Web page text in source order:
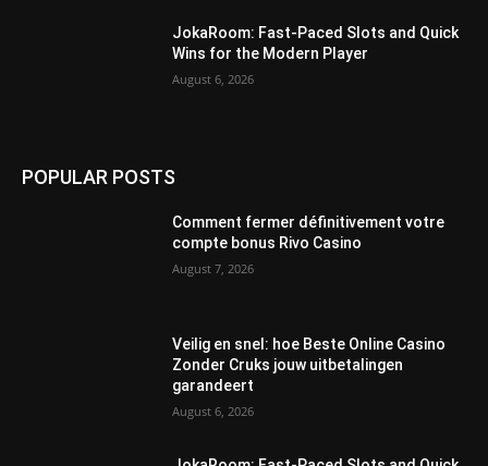
JokaRoom: Fast‑Paced Slots and Quick
Wins for the Modern Player
August 6, 2026
POPULAR POSTS
Comment fermer définitivement votre
compte bonus Rivo Casino
August 7, 2026
Veilig en snel: hoe Beste Online Casino
Zonder Cruks jouw uitbetalingen
garandeert
August 6, 2026